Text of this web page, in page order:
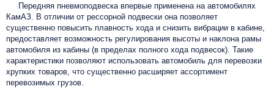
Передняя пневмоподвеска впервые применена на автомобилях
КамАЗ. В отличии от рессорной подвески она позволяет
существенно повысить плавность хода и снизить вибрации в кабине,
предоставляет возможность регулирования высоты и наклона рамы
автомобиля из кабины (в пределах полного хода подвесок). Такие
характеристики позволяют использовать автомобиль для перевозки
хрупких товаров, что существенно расширяет ассортимент
перевозимых грузов.